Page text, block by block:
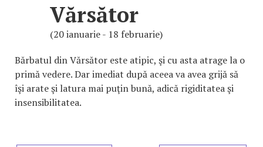
Vărsător
(20 ianuarie - 18 februarie)
Bărbatul din Vărsător este atipic, şi cu asta atrage la o
primă vedere. Dar imediat după aceea va avea grijă să
îşi arate şi latura mai puţin bună, adică rigiditatea şi
insensibilitatea.